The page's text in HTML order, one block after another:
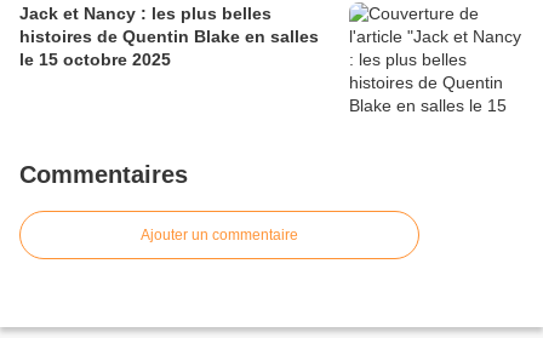
Jack et Nancy : les plus belles
histoires de Quentin Blake en salles
le 15 octobre 2025
Commentaires
Ajouter un commentaire